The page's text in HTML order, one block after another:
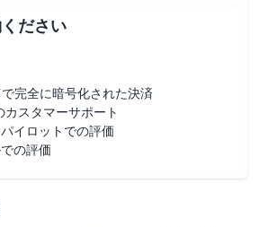
ださい
完全に暗号化された決済
スタマーサポート
イロットでの評価
の評価